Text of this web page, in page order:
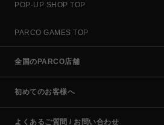
POP-UP SHOP TOP
PARCO GAMES TOP
全国のPARCO店舗
初めてのお客様へ
よくあるご質問 / お問い合わせ